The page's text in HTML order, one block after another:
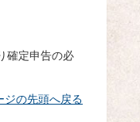
確定申告の必
ジの先頭へ戻る